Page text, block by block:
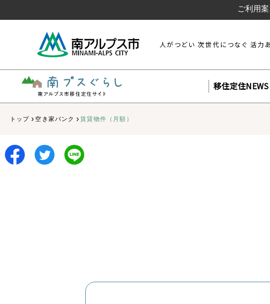
ご利用
人がつどい 次世代につなぐ 活力
移住定住NEWS
トップ › 空き家バンク › 賃貸物件（月額）